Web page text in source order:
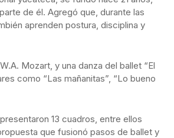
de él. Agregó que, durante las
aprenden postura, disciplina y
Mozart, y una danza del ballet “El
como “Las mañanitas”, “Lo bueno
13 cuadros, entre ellos
que fusionó pasos de ballet y